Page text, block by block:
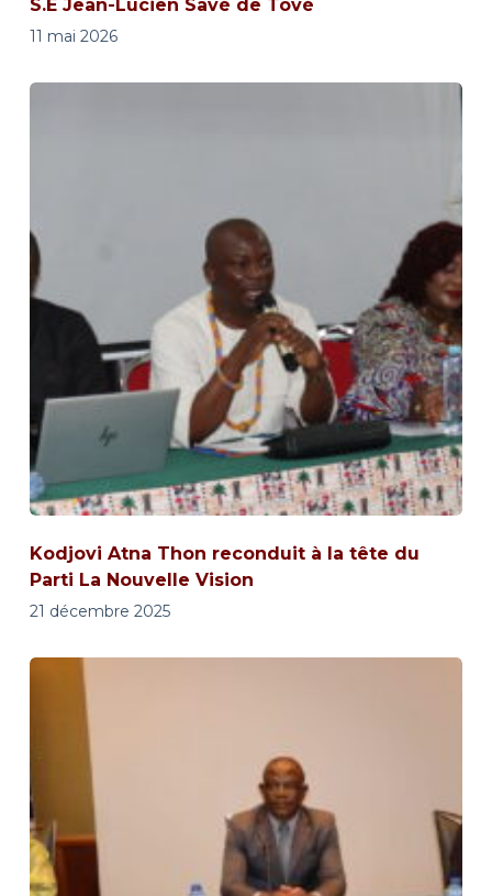
S.E Jean-Lucien Savé de Tové
11 mai 2026
Kodjovi Atna Thon reconduit à la tête du
Parti La Nouvelle Vision
21 décembre 2025